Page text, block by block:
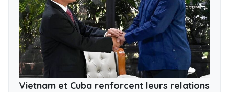
Vietnam et Cuba renforcent leurs relations